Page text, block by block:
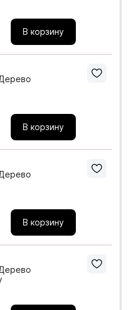
В корзину
В корзину
В корзину